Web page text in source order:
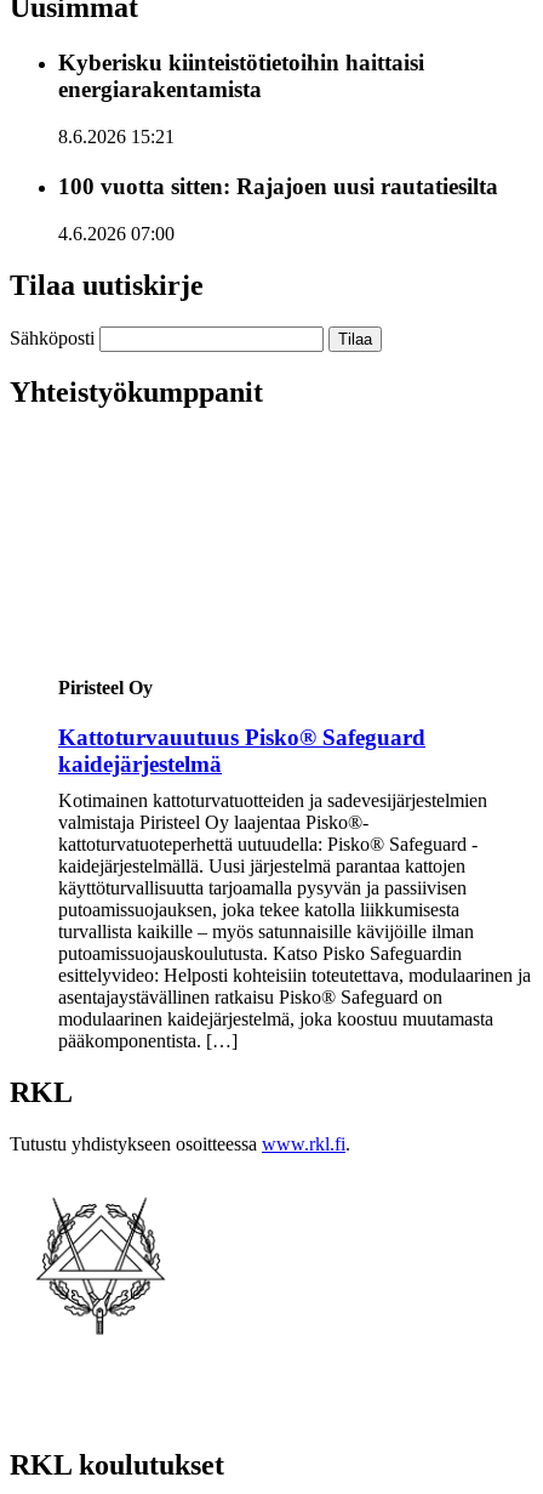
Uusimmat
Kyberisku kiinteistötietoihin haittaisi
energiarakentamista
8.6.2026 15:21
100 vuotta sitten: Rajajoen uusi rautatiesilta
4.6.2026 07:00
Tilaa uutiskirje
Sähköposti
Yhteistyökumppanit
Piristeel Oy
Kattoturvauutuus Pisko® Safeguard
kaidejärjestelmä
Kotimainen kattoturvatuotteiden ja sadevesijärjestelmien
valmistaja Piristeel Oy laajentaa Pisko®-
kattoturvatuoteperhettä uutuudella: Pisko® Safeguard -
kaidejärjestelmällä. Uusi järjestelmä parantaa kattojen
käyttöturvallisuutta tarjoamalla pysyvän ja passiivisen
putoamissuojauksen, joka tekee katolla liikkumisesta
turvallista kaikille – myös satunnaisille kävijöille ilman
putoamissuojauskoulutusta. Katso Pisko Safeguardin
esittelyvideo: Helposti kohteisiin toteutettava, modulaarinen ja
asentajaystävällinen ratkaisu Pisko® Safeguard on
modulaarinen kaidejärjestelmä, joka koostuu muutamasta
pääkomponentista. […]
RKL
Tutustu yhdistykseen osoitteessa www.rkl.fi.
RKL koulutukset